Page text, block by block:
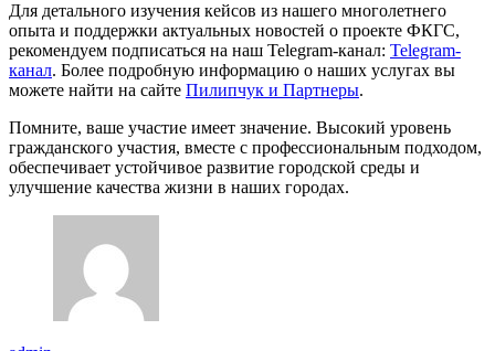
Для детального изучения кейсов из нашего многолетнего
опыта и поддержки актуальных новостей о проекте ФКГС,
рекомендуем подписаться на наш Telegram-канал: Telegram-
канал. Более подробную информацию о наших услугах вы
можете найти на сайте Пилипчук и Партнеры.
Помните, ваше участие имеет значение. Высокий уровень
гражданского участия, вместе с профессиональным подходом,
обеспечивает устойчивое развитие городской среды и
улучшение качества жизни в наших городах.